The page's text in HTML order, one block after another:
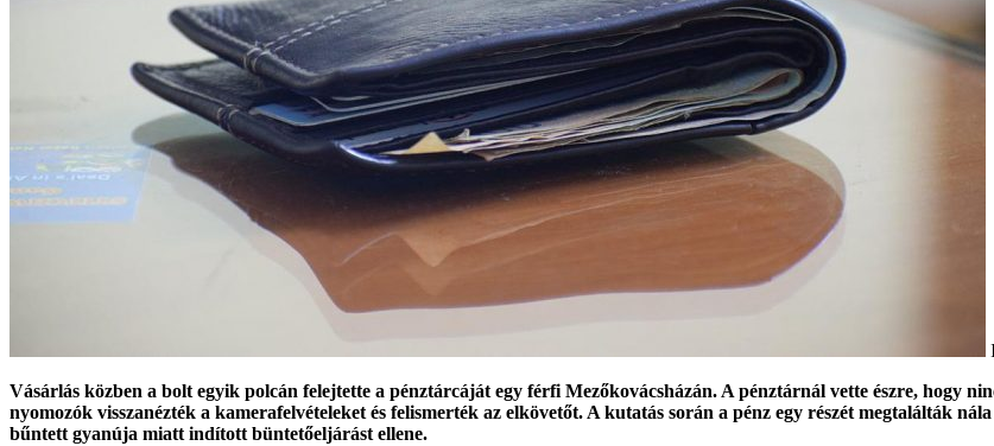
Vásárlás közben a bolt egyik polcán felejtette a pénztárcáját egy férfi Mezőkovácsházán. A pénztárnál vette észre, hogy
nyomozók visszanézték a kamerafelvételeket és felismerték az elkövetőt. A kutatás során a pénz egy részét megtalálták
bűntett gyanúja miatt indított büntetőeljárást ellene.